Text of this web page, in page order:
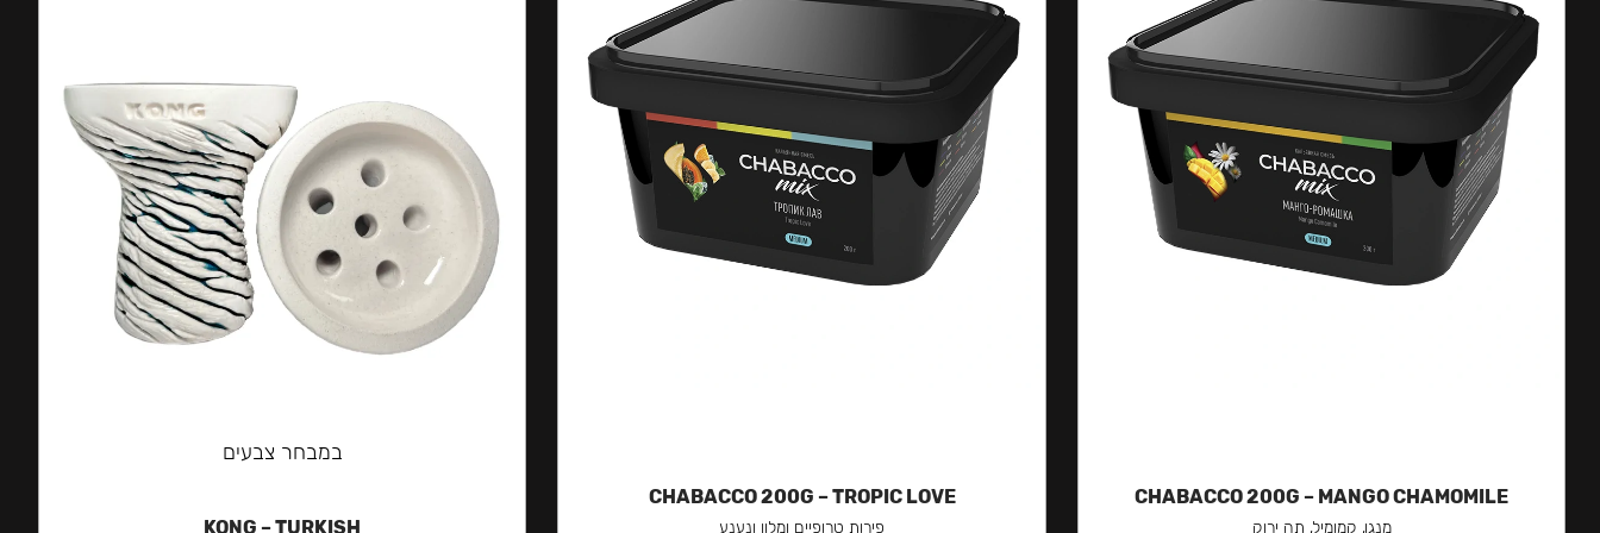
CHABACCO 200G – MANGO CHAMOMILE
מנגו, קמומיל, תה ירוק
CHABACCO 200G – TROPIC LOVE
פירות טרופיים ומלון ונענע
במבחר צבעים
KONG – TURKISH